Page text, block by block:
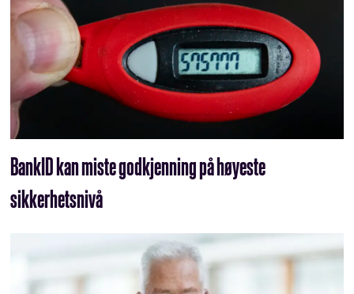
BankID kan miste godkjenning på høyeste
sikkerhetsnivå